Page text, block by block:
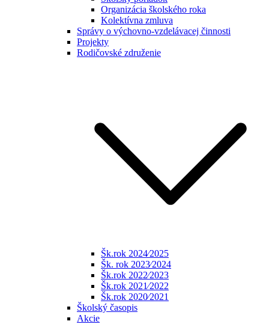
Organizácia školského roka
Kolektívna zmluva
Správy o výchovno-vzdelávacej činnosti
Projekty
Rodičovské združenie
Šk.rok 2024⁄2025
Šk. rok 2023⁄2024
Šk.rok 2022⁄2023
Šk.rok 2021⁄2022
Šk.rok 2020⁄2021
Školský časopis
Akcie